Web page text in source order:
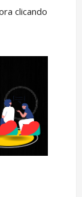
clicando